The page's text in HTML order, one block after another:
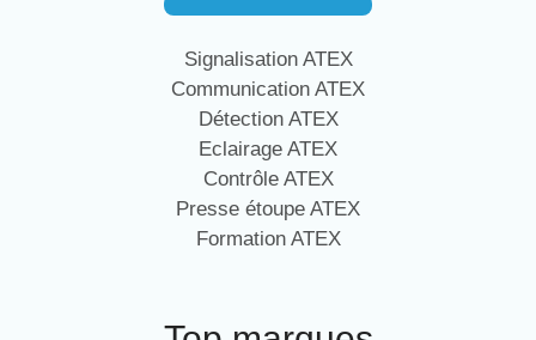
Signalisation ATEX
Communication ATEX
Détection ATEX
Eclairage ATEX
Contrôle ATEX
Presse étoupe ATEX
Formation ATEX